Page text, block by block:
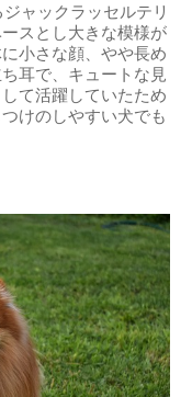
ャックラッセルテリ
スとし大きな模様が
小さな顔、やや長め
耳で、キュートな見
て活躍していたため
けのしやすい犬でも